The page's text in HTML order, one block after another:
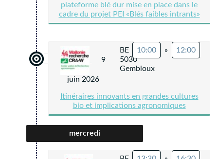
plateforme blé dur mise en place dans le
cadre du projet PEI «Blés faibles intrants»
9
juin 2026
BE
5030
Gembloux
10:00 » 12:00
Itinéraires innovants en grandes cultures
bio et implications agronomiques
mercredi